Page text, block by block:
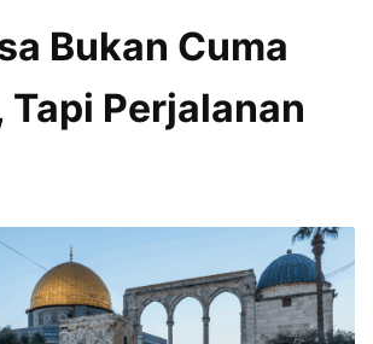
Bukan Cuma
Tapi Perjalanan